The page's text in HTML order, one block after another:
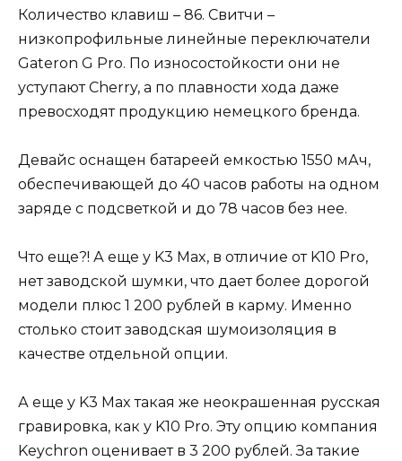
Количество клавиш – 86. Свитчи –
низкопрофильные линейные переключатели
Gateron G Pro. По износостойкости они не
уступают Cherry, а по плавности хода даже
превосходят продукцию немецкого бренда.
Девайс оснащен батареей емкостью 1550 мАч,
обеспечивающей до 40 часов работы на одном
заряде с подсветкой и до 78 часов без нее.
Что еще?! А еще у K3 Max, в отличие от K10 Pro,
нет заводской шумки, что дает более дорогой
модели плюс 1 200 рублей в карму. Именно
столько стоит заводская шумоизоляция в
качестве отдельной опции.
А еще у K3 Max такая же неокрашенная русская
гравировка, как у K10 Pro. Эту опцию компания
Keychron оценивает в 3 200 рублей. За такие